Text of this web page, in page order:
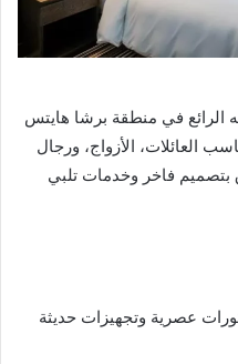
دي 2 كنز بموقعه الرائع في منطقة برشا هايتس
العائلات، الأزواج، ورجال
بتصميم فاخر وخدمات تلبي
عصرية وتجهيزات حديثة